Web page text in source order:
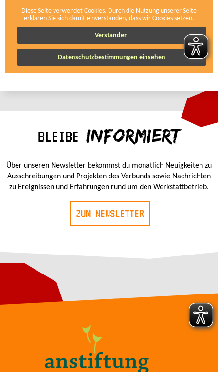
BLEIBE INFORMIERT
Über unseren Newsletter bekommst du monatlich Neuigkeiten zu
Ausschreibungen und Projekten des Verbunds sowie Nachrichten
zu Ereignissen und Erfahrungen rund um den Werkstattbetrieb.
ZUM NEWSLETTER